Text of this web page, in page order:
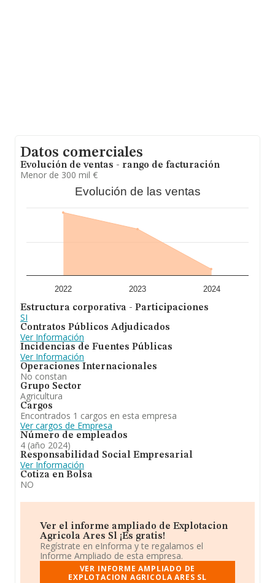
Datos comerciales
Evolución de ventas - rango de facturación
Menor de 300 mil €
Evolución de las ventas
2022 2023 2024
Estructura corporativa - Participaciones
SI
Contratos Públicos Adjudicados
Ver Información
Incidencias de Fuentes Públicas
Ver Información
Operaciones Internacionales
No constan
Grupo Sector
Agricultura
Cargos
Encontrados 1 cargos en esta empresa
Ver cargos de Empresa
Número de empleados
4 (año 2024)
Responsabilidad Social Empresarial
Ver Información
Cotiza en Bolsa
NO
Ver el informe ampliado de Explotacion
Agricola Ares Sl ¡Es gratis!
Regístrate en eInforma y te regalamos el
Informe Ampliado de esta empresa.
VER INFORME AMPLIADO DE
EXPLOTACION AGRICOLA ARES SL